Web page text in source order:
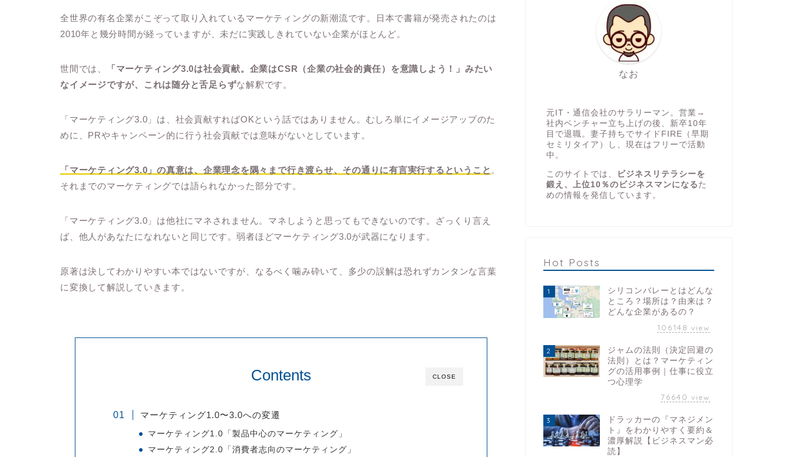
全世界の有名企業がこぞって取り入れているマーケティングの新潮流です。日本で書籍が発売されたのは
2010年と幾分時間が経っていますが、未だに実践しきれていない企業がほとんど。
世間では、
「マーケティング3.0は社会貢献。企業はCSR（企業の社会的責任）を意識しよう！」みたい
なイメージですが、これは随分と舌足らずな解釈です。
「マーケティング3.0」は、社会貢献すればOKという話ではありません。むしろ単にイメージアップのた
めに、PRやキャンペーン的に行う社会貢献では意味がないとしています。
「マーケティング3.0」の真意は、企業理念を隅々まで行き渡らせ、その通りに有言実行するということ 。
それまでのマーケティングでは語られなかった部分です。
「マーケティング3.0」は他社にマネされません。マネしようと思ってもできないのです。ざっくり言え
ば、他人があなたになれないと同じです。弱者ほどマーケティング3.0が武器になります。
原著は決してわかりやすい本ではないですが、なるべく噛み砕いて、多少の誤解は恐れずカンタンな言葉
に変換して解説していきます。
CLOSE
Contents
マーケティング1.0〜3.0への変遷
マーケティング1.0「製品中心のマーケティング」
マーケティング2.0「消費者志向のマーケティング」
なお
元IT・通信会社のサラリーマン。営業→
社内ベンチャー立ち上げの後、新卒10年
目で退職。妻子持ちでサイドFIRE（早期
セミリタイア）し、現在はフリーで活動
中。
このサイトでは、
ビジネスリテラシーを
鍛え、上位10％のビジネスマンになる た
めの情報を発信しています。
Hot Posts
1
シリコンバレーとはどんな
ところ？場所は？由来は？
どんな企業があるの？
106148 view
2
ジャムの法則（決定回避の
法則）とは？マーケティン
グの活用事例｜仕事に役立
つ心理学
76640 view
3
ドラッカーの『マネジメン
ト』をわかりやすく要約＆
濃厚解説【ビジネスマン必
読】